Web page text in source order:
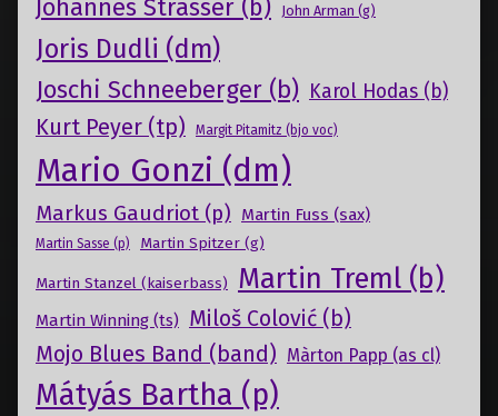
Johannes Strasser (b) John Arman (g)
Joris Dudli (dm)
Joschi Schneeberger (b) Karol Hodas (b)
Kurt Peyer (tp) Margit Pitamitz (bjo voc)
Mario Gonzi (dm)
Markus Gaudriot (p) Martin Fuss (sax)
Martin Sasse (p) Martin Spitzer (g)
Martin Stanzel (kaiserbass) Martin Treml (b)
Martin Winning (ts) Miloš Colović (b)
Mojo Blues Band (band) Màrton Papp (as cl)
Mátyás Bartha (p)